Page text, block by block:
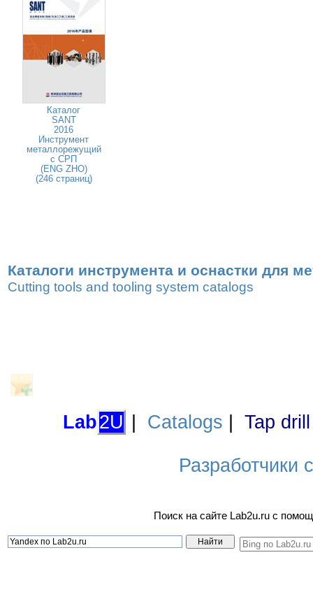
Каталог
SANT
2016
Инструмент
металлорежущий
с СРП
(ENG ZHO)
(246 страниц)
Каталоги инструмента и оснастки для
Cutting tools and tooling system catalogs
Lab2U Catalogs Tap
Разработчики
Поиск на сайте Lab2u.ru с